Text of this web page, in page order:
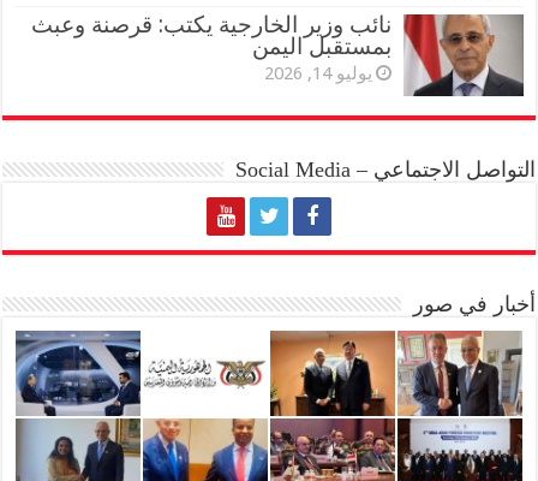
نائب وزير الخارجية يكتب: قرصنة وعبث
بمستقبل اليمن
يوليو 14, 2026
التواصل الاجتماعي – Social Media
أخبار في صور